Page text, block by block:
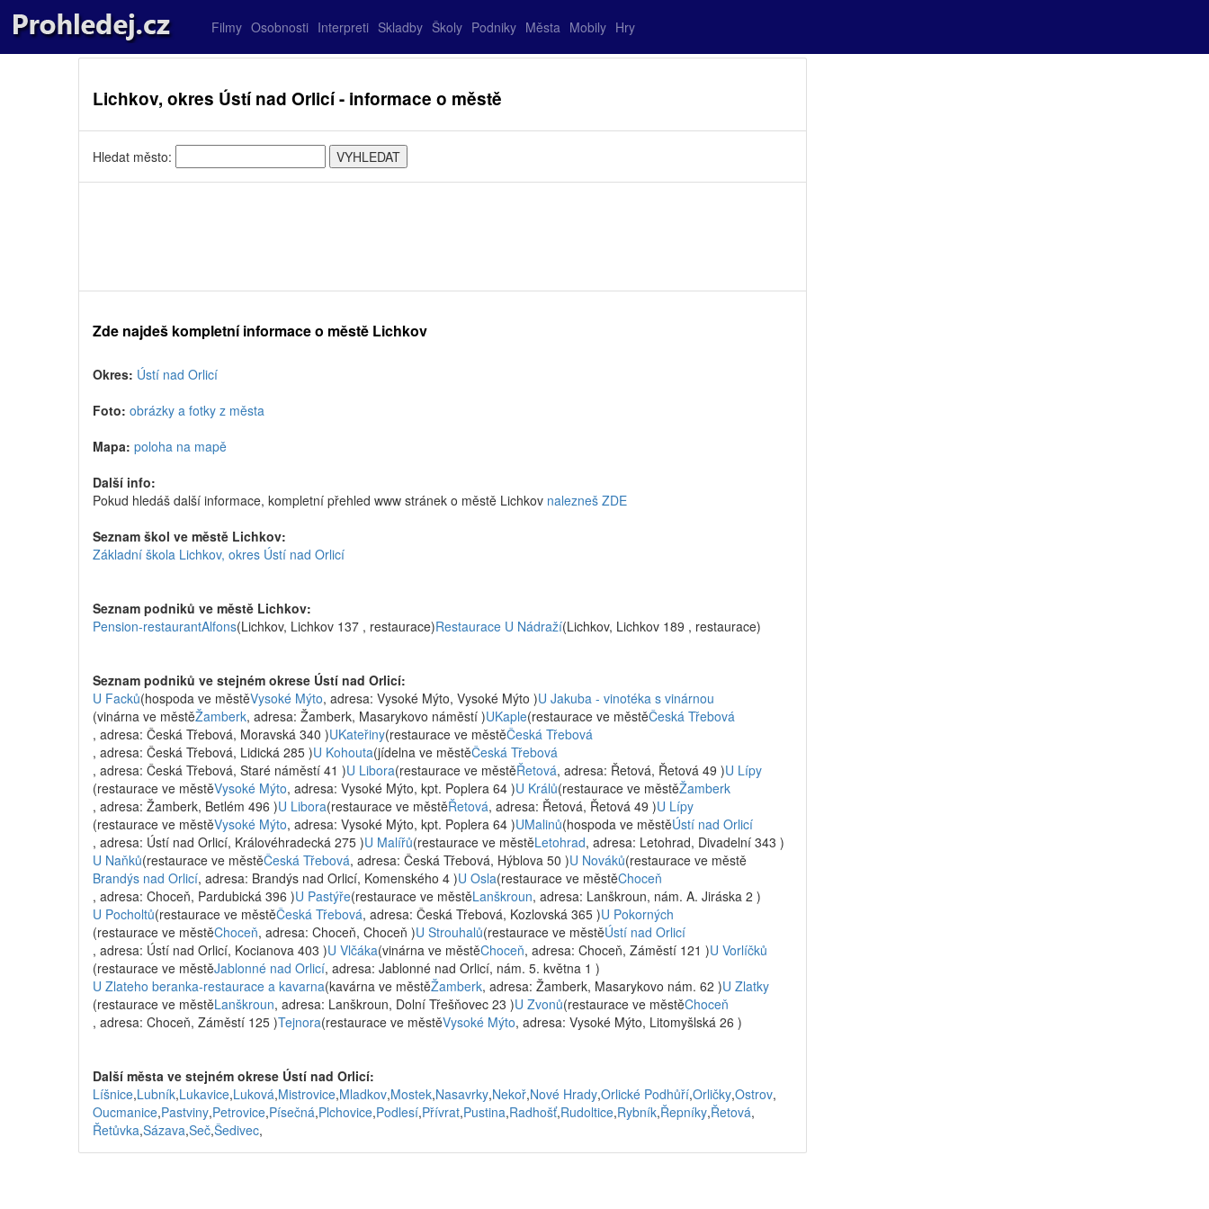
Filmy Osobnosti Interpreti Skladby Školy Podniky Města Mobily Hry
Lichkov, okres Ústí nad Orlicí - informace o městě
Hledat město:
Zde najdeš kompletní informace o městě Lichkov
Okres: Ústí nad Orlicí
Foto: obrázky a fotky z města
Mapa: poloha na mapě
Další info:
Pokud hledáš další informace, kompletní přehled www stránek o městě Lichkov nalezneš ZDE
Seznam škol ve městě Lichkov:
Základní škola Lichkov, okres Ústí nad Orlicí
Seznam podniků ve městě Lichkov:
Pension-restaurantAlfons(Lichkov, Lichkov 137 , restaurace)Restaurace U Nádraží(Lichkov, Lichkov 189 , restaurace)
Seznam podniků ve stejném okrese Ústí nad Orlicí:
U Facků(hospoda ve městěVysoké Mýto, adresa: Vysoké Mýto, Vysoké Mýto )U Jakuba - vinotéka s vinárnou
(vinárna ve městěŽamberk, adresa: Žamberk, Masarykovo náměstí )UKaple(restaurace ve městěČeská Třebová
, adresa: Česká Třebová, Moravská 340 )UKateřiny(restaurace ve městěČeská Třebová
, adresa: Česká Třebová, Lidická 285 )U Kohouta(jídelna ve městěČeská Třebová
, adresa: Česká Třebová, Staré náměstí 41 )U Libora(restaurace ve městěŘetová, adresa: Řetová, Řetová 49 )U Lípy
(restaurace ve městěVysoké Mýto, adresa: Vysoké Mýto, kpt. Poplera 64 )U Králů(restaurace ve městěŽamberk
, adresa: Žamberk, Betlém 496 )U Libora(restaurace ve městěŘetová, adresa: Řetová, Řetová 49 )U Lípy
(restaurace ve městěVysoké Mýto, adresa: Vysoké Mýto, kpt. Poplera 64 )UMalinů(hospoda ve městěÚstí nad Orlicí
, adresa: Ústí nad Orlicí, Královéhradecká 275 )U Malířů(restaurace ve městěLetohrad, adresa: Letohrad, Divadelní 343 )
U Naňků(restaurace ve městěČeská Třebová, adresa: Česká Třebová, Hýblova 50 )U Nováků(restaurace ve městě
Brandýs nad Orlicí, adresa: Brandýs nad Orlicí, Komenského 4 )U Osla(restaurace ve městěChoceň
, adresa: Choceň, Pardubická 396 )U Pastýře(restaurace ve městěLanškroun, adresa: Lanškroun, nám. A. Jiráska 2 )
U Pocholtů(restaurace ve městěČeská Třebová, adresa: Česká Třebová, Kozlovská 365 )U Pokorných
(restaurace ve městěChoceň, adresa: Choceň, Choceň )U Strouhalů(restaurace ve městěÚstí nad Orlicí
, adresa: Ústí nad Orlicí, Kocianova 403 )U Vlčáka(vinárna ve městěChoceň, adresa: Choceň, Záměstí 121 )U Vorlíčků
(restaurace ve městěJablonné nad Orlicí, adresa: Jablonné nad Orlicí, nám. 5. května 1 )
U Zlateho beranka-restaurace a kavarna(kavárna ve městěŽamberk, adresa: Žamberk, Masarykovo nám. 62 )U Zlatky
(restaurace ve městěLanškroun, adresa: Lanškroun, Dolní Třešňovec 23 )U Zvonů(restaurace ve městěChoceň
, adresa: Choceň, Záměstí 125 )Tejnora(restaurace ve městěVysoké Mýto, adresa: Vysoké Mýto, Litomyšlská 26 )
Další města ve stejném okrese Ústí nad Orlicí:
Líšnice,Lubník,Lukavice,Luková,Mistrovice,Mladkov,Mostek,Nasavrky,Nekoř,Nové Hrady,Orlické Podhůří,Orličky,Ostrov,
Oucmanice,Pastviny,Petrovice,Písečná,Plchovice,Podlesí,Přívrat,Pustina,Radhošť,Rudoltice,Rybník,Řepníky,Řetová,
Řetůvka,Sázava,Seč,Šedivec,